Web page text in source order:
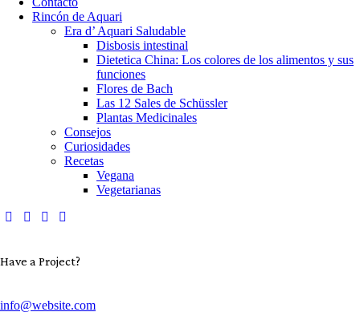
Rincón de Aquari
Era d’ Aquari Saludable
Disbosis intestinal
Dietetica China: Los colores de los alimentos y sus
funciones
Flores de Bach
Las 12 Sales de Schüssler
Plantas Medicinales
Consejos
Curiosidades
Recetas
Vegana
Vegetarianas
Have a Project?
info@website.com